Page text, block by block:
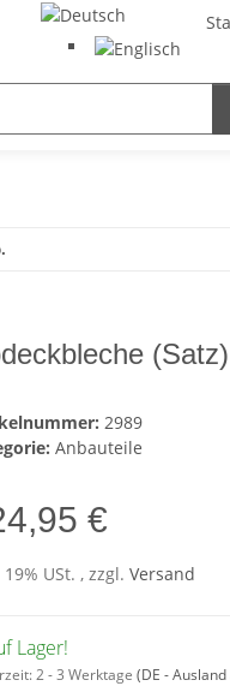
2989
Anbauteile
€
USt. , zzgl. Versand
Lager!
2 - 3 Werktage (DE -